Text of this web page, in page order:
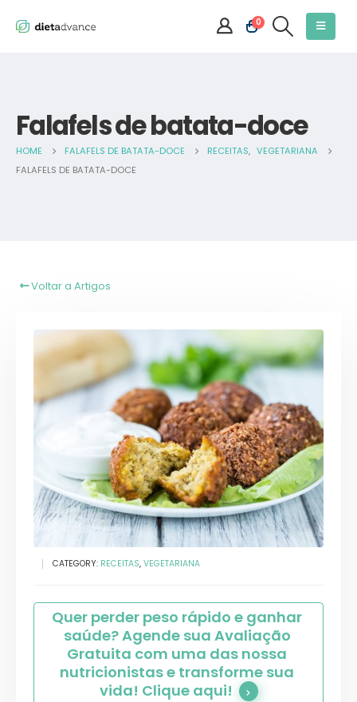
0
Falafels de batata-doce
HOME FALAFELS DE BATATA-DOCE RECEITAS, VEGETARIANA
FALAFELS DE BATATA-DOCE
Voltar a Artigos
CATEGORY: RECEITAS, VEGETARIANA
Quer perder peso rápido e ganhar
saúde? Agende sua Avaliação
Gratuita com uma das nossa
nutricionistas e transforme sua
vida! Clique aqui!